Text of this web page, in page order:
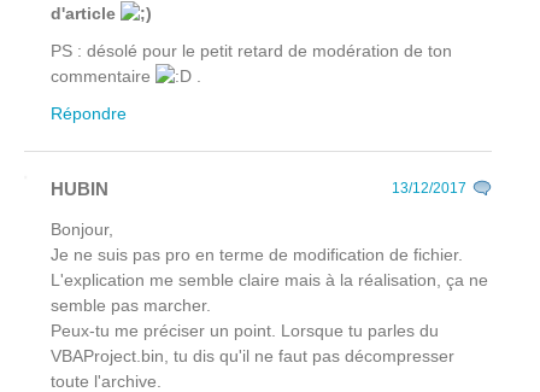
d'article
PS : désolé pour le petit retard de modération de ton
commentaire
Répondre
HUBIN 13/12/2017
Bonjour,
Je ne suis pas pro en terme de modification de fichier.
L'explication me semble claire mais à la réalisation, ça ne
semble pas marcher.
Peux-tu me préciser un point. Lorsque tu parles du
VBAProject.bin, tu dis qu'il ne faut pas décompresser
toute l'archive.